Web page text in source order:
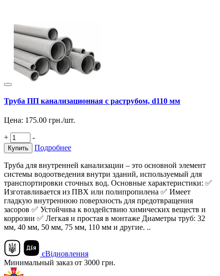
Труба ПП канализационная с раструбом, d110 мм
Цена: 175.00 грн./шт.
+ -
Купить Подробнее
Труба для внутренней канализации – это основной элемент
системы водоотведения внутри зданий, используемый для
транспортировки сточных вод. Основные характеристики: ✅
Изготавливается из ПВХ или полипропилена ✅ Имеет
гладкую внутреннюю поверхность для предотвращения
засоров ✅ Устойчива к воздействию химических веществ и
коррозии ✅ Легкая и простая в монтаже Диаметры труб: 32
мм, 40 мм, 50 мм, 75 мм, 110 мм и другие. ..
єВідновлення
Минимальный заказ от 3000 грн.